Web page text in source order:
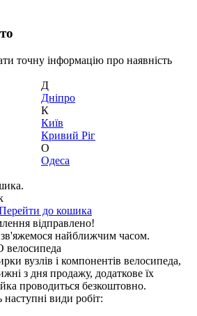
точну інформацію про наявність
Д
Дніпро
К
Київ
Кривий Ріг
О
Одеса
до кошика
відправлено!
найближчим часом.
вузлів і компонентів велосипеда,
з дня продажу, додаткове їх
проводиться безкоштовно.
види робіт: